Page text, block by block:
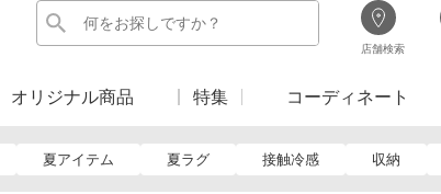
店舗検索
オリジナル商品 特集 コーディネート
夏アイテム 夏ラグ 接触冷感 収納